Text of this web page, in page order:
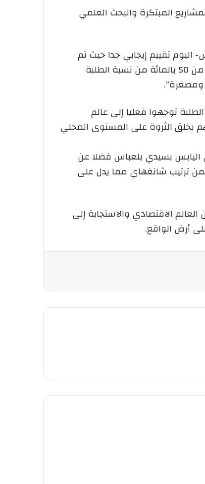
المبتكرة والبحث العلمي
اليوم تقييم إيجابي جدا حيث تم
تسجيل 412 مشروع يضم 1200 طالب مبتكر من بين 2000 طالب ينهي دراسته في طور الماستر أي أن أكثر من 50 بالمائة من نسبة الطلبة
ومصغرة”.
الأرقام تبين أن الطلبة توجهوا فعليا إلى عالم
الثروة على المستوى المحلي
اليابس بسيدي بلعباس فضلا عن
ترتيب شانغهاي مما يدل على
الاقتصادي والاستجابة إلى
أرض الواقع.